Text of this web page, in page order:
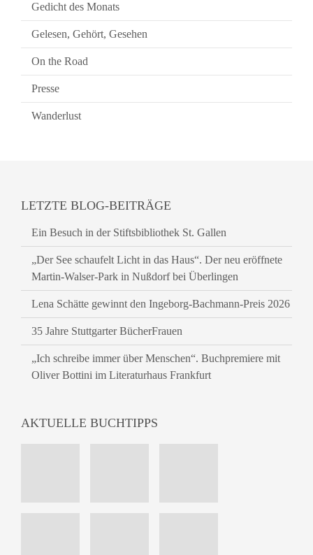
Gedicht des Monats
Gelesen, Gehört, Gesehen
On the Road
Presse
Wanderlust
LETZTE BLOG-BEITRÄGE
Ein Besuch in der Stiftsbibliothek St. Gallen
„Der See schaufelt Licht in das Haus“. Der neu eröffnete
Martin-Walser-Park in Nußdorf bei Überlingen
Lena Schätte gewinnt den Ingeborg-Bachmann-Preis 2026
35 Jahre Stuttgarter BücherFrauen
„Ich schreibe immer über Menschen“. Buchpremiere mit
Oliver Bottini im Literaturhaus Frankfurt
AKTUELLE BUCHTIPPS